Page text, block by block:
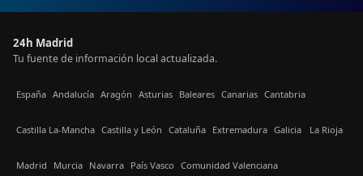
24h Madrid
Tu fuente de información local actualizada.
España Andalucía Aragón Asturias Baleares Canarias Cantabria
Castilla La-Mancha Castilla y León Cataluña Extremadura Galicia La Rioja
Madrid Murcia Navarra País Vasco Comunidad Valenciana